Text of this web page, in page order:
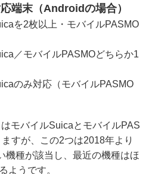
端末（Androidの場合）
を2枚以上・モバイルPASMO
／モバイルPASMOどちらか1
のみ対応（モバイルPASMO
モバイルSuicaとモバイルPAS
すが、この2つは2018年より
機種が該当し、最近の機種はほ
ようです。